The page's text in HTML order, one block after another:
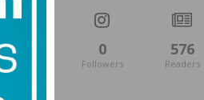
0
Followers
576
Readers